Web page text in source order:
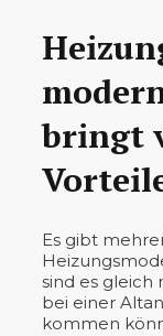
bringt
Es gibt
sind es gleich
bei einer
kommen